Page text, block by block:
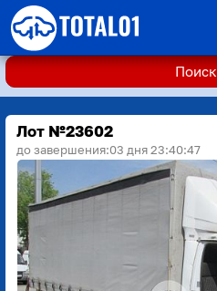
Поиск
Лот №23602
до завершения:03 дня 23:40:45